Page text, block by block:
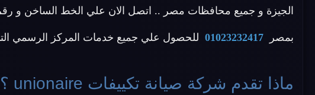
بمصر 01023232417 للحصول علي جميع خدمات المركز الرسمي
ماذا تقدم شركة صيانة تكييفات unionaire ؟